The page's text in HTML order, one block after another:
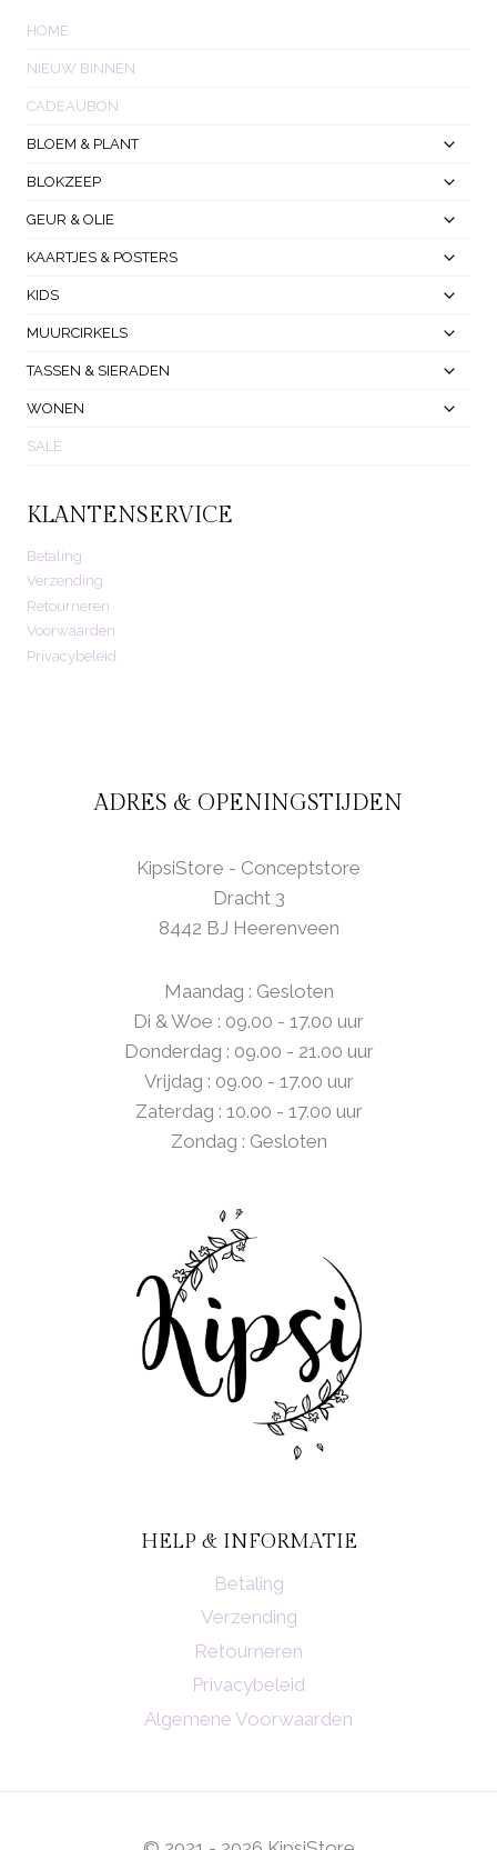
HOME
NIEUW BINNEN
CADEAUBON
BLOEM & PLANT
BLOKZEEP
GEUR & OLIE
KAARTJES & POSTERS
KIDS
MUURCIRKELS
TASSEN & SIERADEN
WONEN
SALE
KLANTENSERVICE
Betaling
Verzending
Retourneren
Voorwaarden
Privacybeleid
ADRES & OPENINGSTIJDEN
KipsiStore - Conceptstore
Dracht 3
8442 BJ Heerenveen
Maandag : Gesloten
Di & Woe : 09.00 - 17.00 uur
Donderdag : 09.00 - 21.00 uur
Vrijdag : 09.00 - 17.00 uur
Zaterdag : 10.00 - 17.00 uur
Zondag : Gesloten
HELP & INFORMATIE
Betaling
Verzending
Retourneren
Privacybeleid
Algemene Voorwaarden